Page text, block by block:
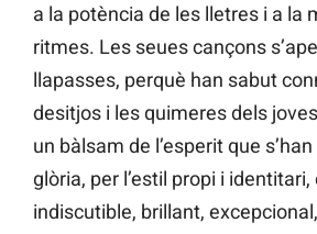
a la potència de les lletres i a la
ritmes. Les seues cançons
llapasses, perquè han sabut
desitjos i les quimeres dels
un bàlsam de l’esperit que
glòria, per l’estil propi i identitari,
indiscutible, brillant,